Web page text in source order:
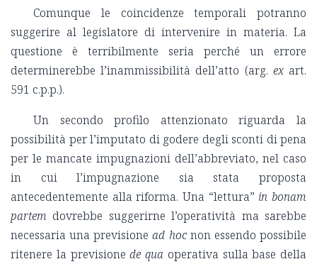
Comunque le coincidenze temporali potranno
suggerire al legislatore di intervenire in materia. La
questione è terribilmente seria perché un errore
determinerebbe l’inammissibilità dell’atto (arg. exart.
591 c.p.p.).
Un secondo profilo attenzionato riguarda la
possibilità per l’imputato di godere degli sconti di pena
per le mancate impugnazioni dell’abbreviato, nel caso
in cui l’impugnazione sia stata proposta
antecedentemente alla riforma. Una “lettura” in bonam
partem dovrebbe suggerirne l’operatività ma sarebbe
necessaria una previsionead hocnon essendo possibile
ritenere la previsionede qua operativa sulla base della